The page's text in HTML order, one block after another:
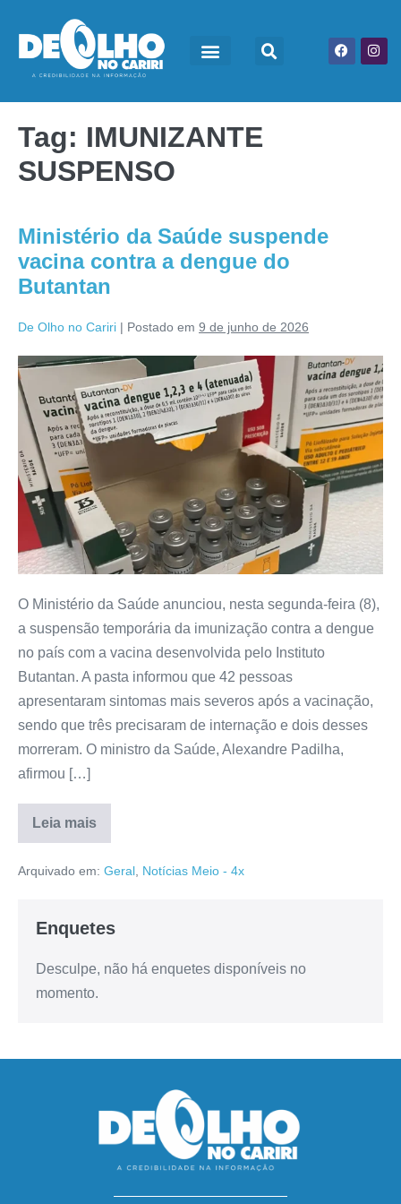
Tag: IMUNIZANTE
SUSPENSO
Ministério da Saúde suspende
vacina contra a dengue do
Butantan
De Olho no Cariri | Postado em 9 de junho de 2026
O Ministério da Saúde anunciou, nesta segunda-feira (8),
a suspensão temporária da imunização contra a dengue
no país com a vacina desenvolvida pelo Instituto
Butantan. A pasta informou que 42 pessoas
apresentaram sintomas mais severos após a vacinação,
sendo que três precisaram de internação e dois desses
morreram. O ministro da Saúde, Alexandre Padilha,
afirmou […]
Leia mais
Arquivado em: Geral Notícias Meio - 4x
Enquetes
Desculpe, não há enquetes disponíveis no
momento.